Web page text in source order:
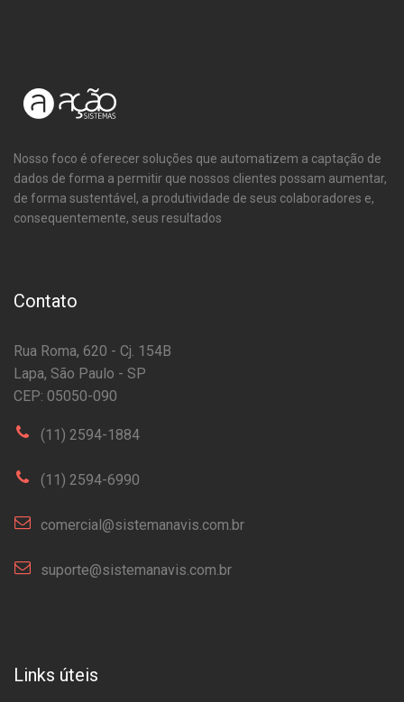
Nosso foco é oferecer soluções que automatizem a captação de
dados de forma a permitir que nossos clientes possam aumentar,
de forma sustentável, a produtividade de seus colaboradores e,
consequentemente, seus resultados
Contato
Rua Roma, 620 - Cj. 154B
Lapa, São Paulo - SP
CEP: 05050-090
(11) 2594-1884
(11) 2594-6990
comercial@sistemanavis.com.br
suporte@sistemanavis.com.br
Links úteis